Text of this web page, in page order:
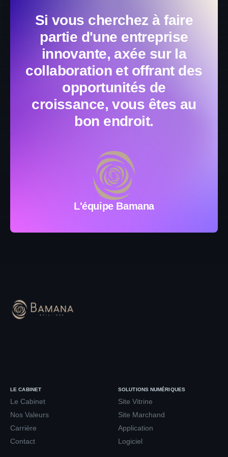
Si vous cherchez à faire
partie d'une entreprise
innovante, axée sur la
collaboration et offrant des
opportunités de
croissance, vous êtes au
bon endroit.
L'équipe Bamana
LE CABINET
Le Cabinet
Nos Valeurs
Carrière
Contact
SOLUTIONS NUMÉRIQUES
Site Vitrine
Site Marchand
Application
Logiciel